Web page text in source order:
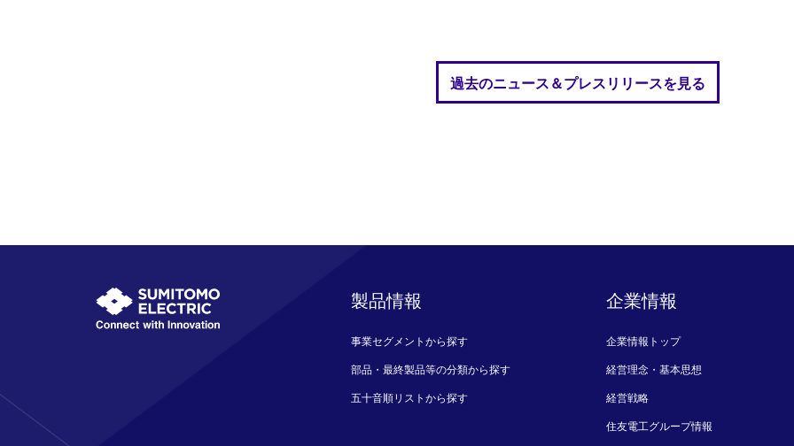
過去のニュース＆プレスリリースを見る
製品情報
事業セグメントから探す
部品・最終製品等の分類から探す
五十音順リストから探す
企業情報
企業情報トップ
経営理念・基本思想
経営戦略
住友電工グループ情報